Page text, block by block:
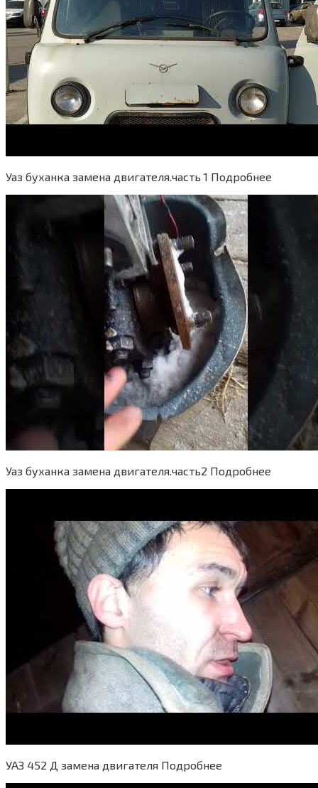
Уаз буханка замена двигателя.часть 1 Подробнее
Уаз буханка замена двигателя.часть2 Подробнее
УАЗ 452 Д замена двигателя Подробнее